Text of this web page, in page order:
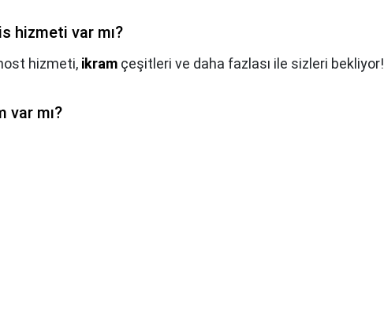
hizmeti var mı?
hizmeti, ikram çeşitleri ve daha fazlası ile sizleri bekliyor!
var mı?